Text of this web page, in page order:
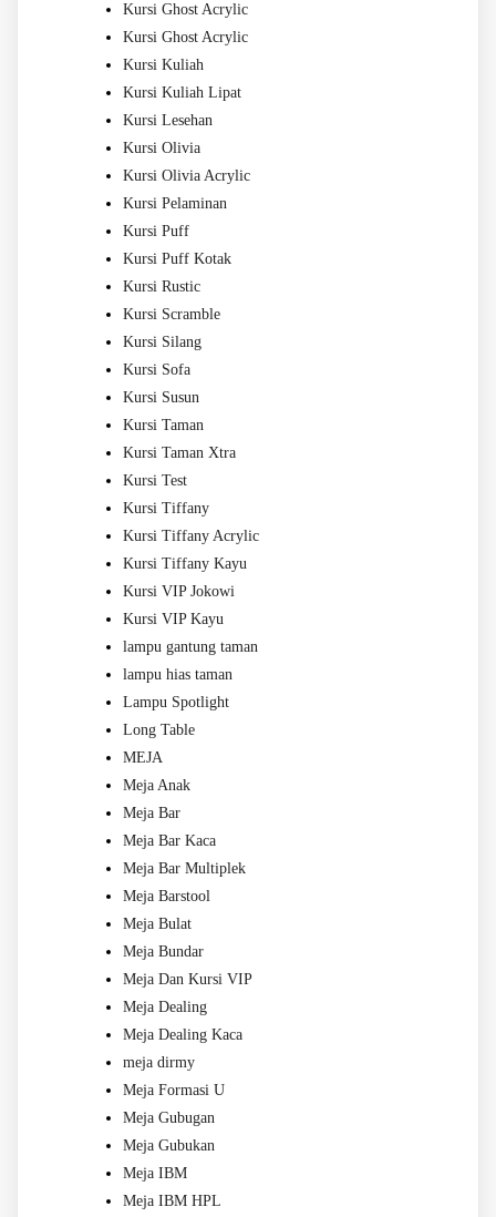
Kursi Ghost Acrylic
Kursi Ghost Acrylic
Kursi Kuliah
Kursi Kuliah Lipat
Kursi Lesehan
Kursi Olivia
Kursi Olivia Acrylic
Kursi Pelaminan
Kursi Puff
Kursi Puff Kotak
Kursi Rustic
Kursi Scramble
Kursi Silang
Kursi Sofa
Kursi Susun
Kursi Taman
Kursi Taman Xtra
Kursi Test
Kursi Tiffany
Kursi Tiffany Acrylic
Kursi Tiffany Kayu
Kursi VIP Jokowi
Kursi VIP Kayu
lampu gantung taman
lampu hias taman
Lampu Spotlight
Long Table
MEJA
Meja Anak
Meja Bar
Meja Bar Kaca
Meja Bar Multiplek
Meja Barstool
Meja Bulat
Meja Bundar
Meja Dan Kursi VIP
Meja Dealing
Meja Dealing Kaca
meja dirmy
Meja Formasi U
Meja Gubugan
Meja Gubukan
Meja IBM
Meja IBM HPL